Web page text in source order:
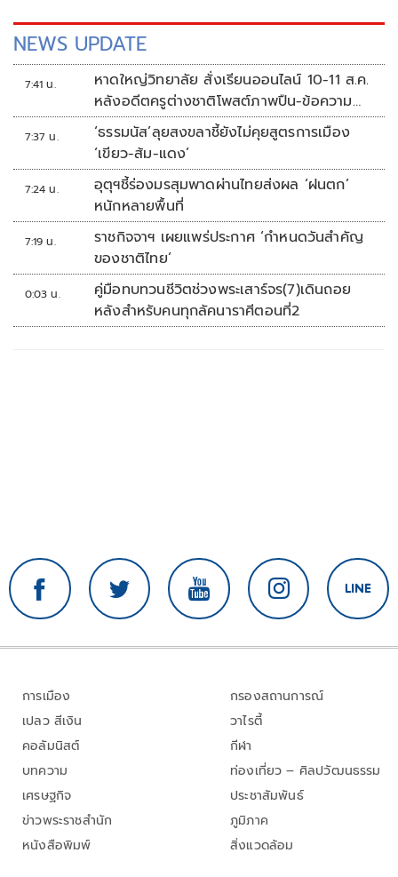
NEWS UPDATE
7:41 น.
หาดใหญ่วิทยาลัย สั่งเรียนออนไลน์ 10-11 ส.ค.
หลังอดีตครูต่างชาติโพสต์ภาพปืน-ข้อความ
ข่มขู่
7:37 น.
‘ธรรมนัส’ลุยสงขลาชี้ยังไม่คุยสูตรการเมือง
‘เขียว-ส้ม-แดง’
7:24 น.
อุตุฯชี้ร่องมรสุมพาดผ่านไทยส่งผล ‘ฝนตก’
หนักหลายพื้นที่
7:19 น.
ราชกิจจาฯ เผยแพร่ประกาศ ‘กำหนดวันสำคัญ
ของชาติไทย’
0:03 น.
คู่มือทบทวนชีวิตช่วงพระเสาร์จร(7)เดินถอย
หลังสำหรับคนทุกลัคนาราศีตอนที่2
การเมือง
เปลว สีเงิน
คอลัมนิสต์
บทความ
เศรษฐกิจ
ข่าวพระราชสำนัก
หนังสือพิมพ์
กรองสถานการณ์
วาไรตี้
กีฬา
ท่องเที่ยว – ศิลปวัฒนธรรม
ประชาสัมพันธ์
ภูมิภาค
สิ่งแวดล้อม